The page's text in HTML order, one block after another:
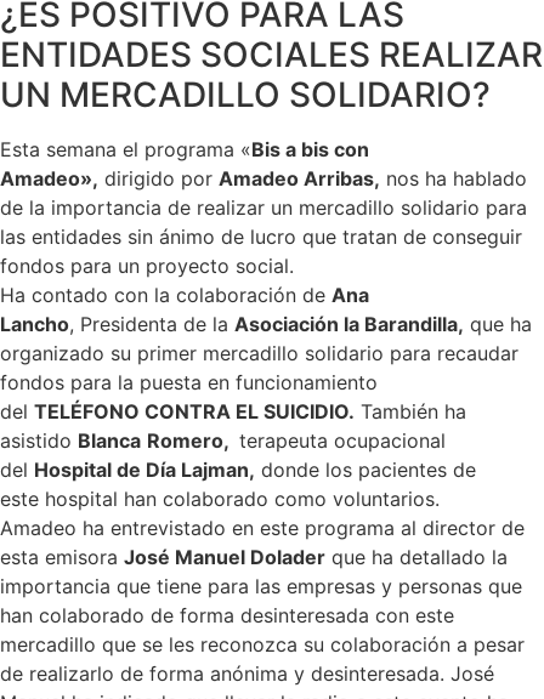
¿ES POSITIVO PARA LAS
ENTIDADES SOCIALES REALIZAR
UN MERCADILLO SOLIDARIO?
Esta semana el programa «Bis a bis con
Amadeo», dirigido por Amadeo Arribas, nos ha hablado
de la importancia de realizar un mercadillo solidario para
las entidades sin ánimo de lucro que tratan de conseguir
fondos para un proyecto social.
Ha contado con la colaboración de Ana
Lancho, Presidenta de la Asociación la Barandilla, que ha
organizado su primer mercadillo solidario para recaudar
fondos para la puesta en funcionamiento
del TELÉFONO CONTRA EL SUICIDIO. También ha
asistido Blanca Romero, terapeuta ocupacional
del Hospital de Día Lajman, donde los pacientes de
este hospital han colaborado como voluntarios.
Amadeo ha entrevistado en este programa al director de
esta emisora José Manuel Dolader que ha detallado la
importancia que tiene para las empresas y personas que
han colaborado de forma desinteresada con este
mercadillo que se les reconozca su colaboración a pesar
de realizarlo de forma anónima y desinteresada. José